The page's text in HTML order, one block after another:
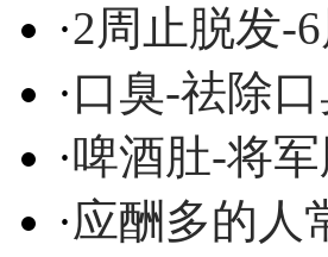
·2周止脱发-
·口臭-祛除
·啤酒肚-将
·应酬多的人